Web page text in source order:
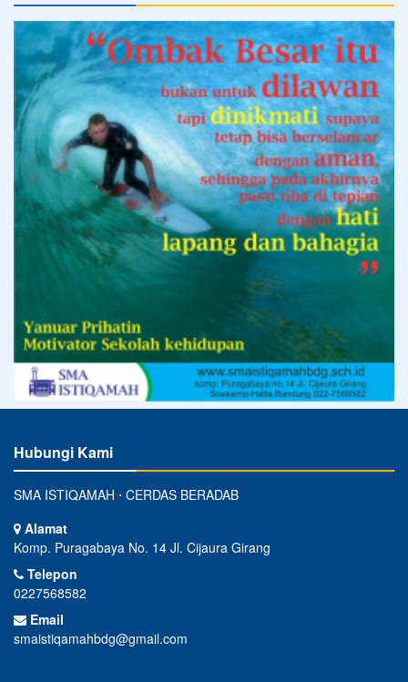
Hubungi Kami
SMA ISTIQAMAH ⋅ CERDAS BERADAB
Alamat
Komp. Puragabaya No. 14 Jl. Cijaura Girang
Telepon
0227568582
Email
smaistiqamahbdg@gmail.com